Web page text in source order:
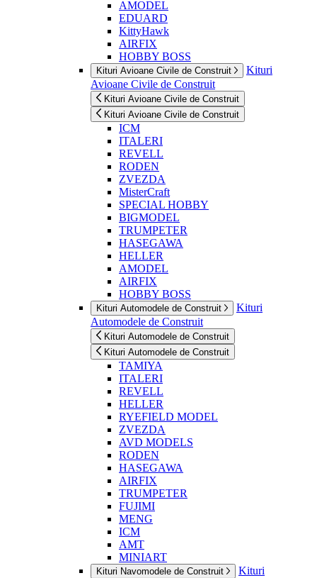
AMODEL
EDUARD
KittyHawk
AIRFIX
HOBBY BOSS
Kituri Avioane Civile de Construit
Kituri
Avioane Civile de Construit
Kituri Avioane Civile de Construit
Kituri Avioane Civile de Construit
ICM
ITALERI
REVELL
RODEN
ZVEZDA
MisterCraft
SPECIAL HOBBY
BIGMODEL
TRUMPETER
HASEGAWA
HELLER
AMODEL
AIRFIX
HOBBY BOSS
Kituri Automodele de Construit
Kituri
Automodele de Construit
Kituri Automodele de Construit
Kituri Automodele de Construit
TAMIYA
ITALERI
REVELL
HELLER
RYEFIELD MODEL
ZVEZDA
AVD MODELS
RODEN
HASEGAWA
AIRFIX
TRUMPETER
FUJIMI
MENG
ICM
AMT
MINIART
Kituri Navomodele de Construit
Kituri